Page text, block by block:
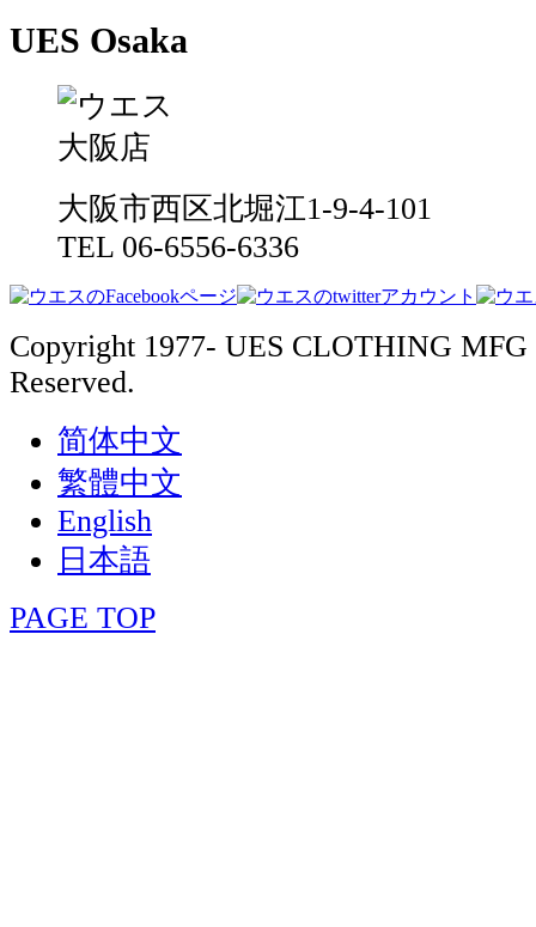
UES Osaka
大阪市西区北堀江1-9-4-101
TEL 06-6556-6336
Copyright 1977- UES CLOTHING
Reserved.
简体中文
繁體中文
English
日本語
PAGE TOP